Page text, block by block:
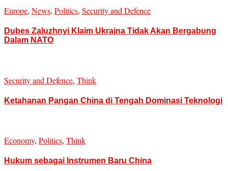
Europe, News, Politics, Security and Defence
Dubes Zaluzhnyi Klaim Ukraina Tidak Akan Bergabung
Dalam NATO
Security and Defence, Think
Ketahanan Pangan China di Tengah Dominasi Teknologi
Economy, Politics, Think
Hukum sebagai Instrumen Baru China